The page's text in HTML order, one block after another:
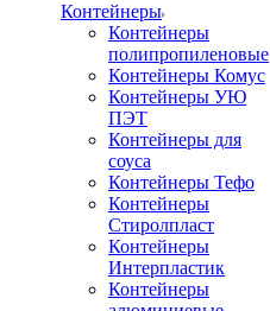
Контейнеры
Контейнеры
полипропиленовые
Контейнеры Комус
Контейнеры УЮ
ПЭТ
Контейнеры для
соуса
Контейнеры Тефо
Контейнеры
Стиролпласт
Контейнеры
Интерпластик
Контейнеры